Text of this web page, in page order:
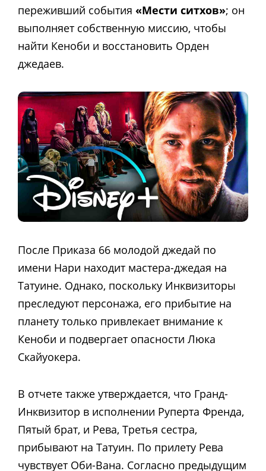
переживший события «Мести ситхов»; он
выполняет собственную миссию, чтобы
найти Кеноби и восстановить Орден
джедаев.
После Приказа 66 молодой джедай по
имени Нари находит мастера-джедая на
Татуине. Однако, поскольку Инквизиторы
преследуют персонажа, его прибытие на
планету только привлекает внимание к
Кеноби и подвергает опасности Люка
Скайуокера.
В отчете также утверждается, что Гранд-
Инквизитор в исполнении Руперта Френда,
Пятый брат, и Рева, Третья сестра,
прибывают на Татуин. По прилету Рева
чувствует Оби-Вана. Согласно предыдущим